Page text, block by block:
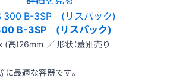
B-3SP (リスパック)
高)26mm ／ 形状：蓋別売り
に最適な容器です。